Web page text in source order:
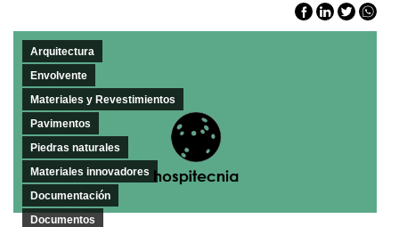
Arquitectura
Envolvente
Materiales y Revestimientos
Pavimentos
Piedras naturales
Materiales innovadores
Documentación
Documentos